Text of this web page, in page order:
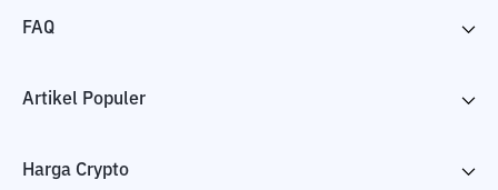
FAQ
Artikel Populer
Harga Crypto